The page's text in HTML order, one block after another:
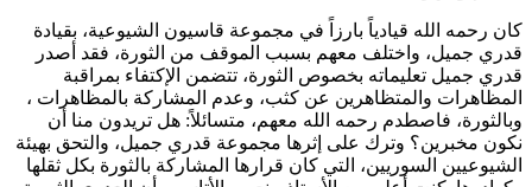
كان رحمه الله قيادياً بارزاً في مجموعة قاسيون الشيوعية، بقيادة
قدري جميل، واختلف معهم بسبب الموقف من الثورة، فقد أصدر
قدري جميل تعليماته بخصوص الثورة، تتضمن الإكتفاء بمراقبة
المظاهرات والمتظاهرين عن كثب، وعدم المشاركة بالمظاهرات ،
وبالثورة، فاصطدم رحمه الله معهم، متسائلاً: هل تريدون منا أن
نكون مخبرين؟ وترك على إثرها مجموعة قدري جميل، والتحق بهيئة
الشيوعيين السوريين، التي كان قرارها المشاركة بالثورة بكل ثقلها